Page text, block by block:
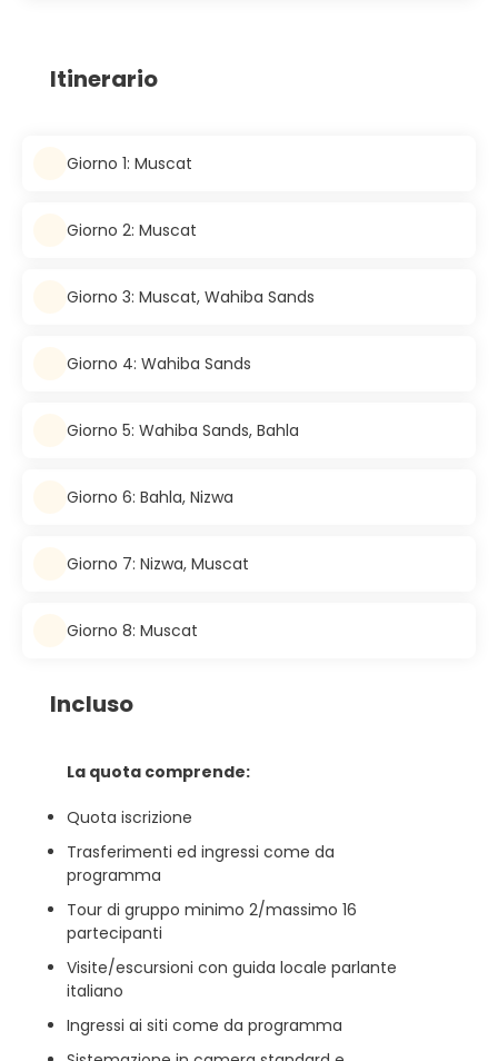
Itinerario
Giorno 1: Muscat
Giorno 2: Muscat
Giorno 3: Muscat, Wahiba Sands
Giorno 4: Wahiba Sands
Giorno 5: Wahiba Sands, Bahla
Giorno 6: Bahla, Nizwa
Giorno 7: Nizwa, Muscat
Giorno 8: Muscat
Incluso
La quota comprende:
Quota iscrizione
Trasferimenti ed ingressi come da
programma
Tour di gruppo minimo 2/massimo 16
partecipanti
Visite/escursioni con guida locale parlante
italiano
Ingressi ai siti come da programma